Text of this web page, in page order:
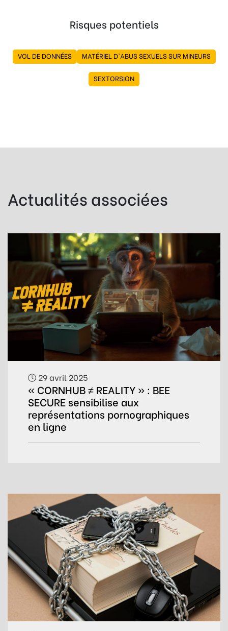
Risques potentiels
VOL DE DONNÉES MATÉRIEL D'ABUS SEXUELS SUR MINEURS
SEXTORSION
Actualités associées
29 avril 2025
« CORNHUB ≠ REALITY » : BEE
SECURE sensibilise aux
représentations pornographiques
en ligne